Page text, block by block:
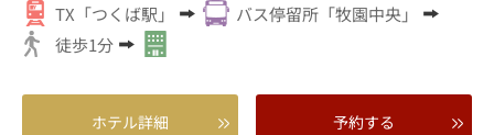
TX「つくば駅」
バス停留所「牧園中央」
徒歩1分
ホテル詳細 予約する